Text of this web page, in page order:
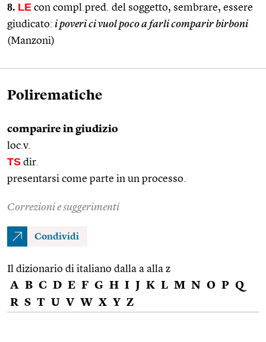
8. LE con compl.pred. del soggetto, sembrare, essere
giudicato: i poveri ci vuol poco a farli comparir birboni
(Manzoni)
Polirematiche
comparire in giudizio
loc.v.
TS dir.
presentarsi come parte in un processo.
Correzioni e suggerimenti
Condividi
Il dizionario di italiano dalla a alla z
A B C D E F G H I J K L M N O P Q
R S T U V W X Y Z